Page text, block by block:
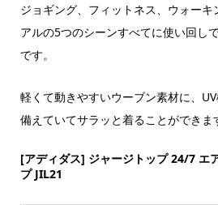
ジョギング、フィットネス、ウォーキ
アルの5つのシーンすべてに使い回し
です。
軽くて動きやすいウーブン素材に、
備えていてサラッと着ることができま
[アディダス] ジャージトップ 24/7 エ
プ JIL21